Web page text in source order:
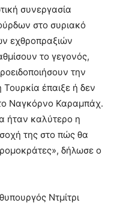
συνεργασία
στο συριακό
εχθροπραξιών
το γεγονός,
την
έπαιξε ή δεν
Ναγκόρνο Καραμπάχ.
ήταν καλύτερο η
της στο πώς θα
δήλωσε ο
Ντμίτρι